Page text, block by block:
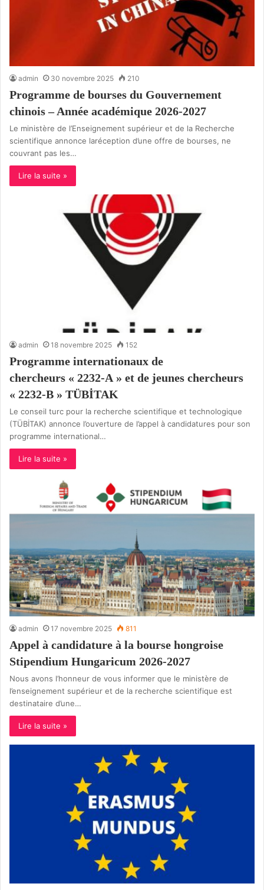
admin 30 novembre 2025 210
Programme de bourses du Gouvernement
chinois – Année académique 2026-2027
Le ministère de l’Enseignement supérieur et de la Recherche
scientifique annonce laréception d’une offre de bourses, ne
couvrant pas les…
Lire la suite »
admin 18 novembre 2025 152
Programme internationaux de
chercheurs « 2232-A » et de jeunes chercheurs
« 2232-B » TÜBİTAK
Le conseil turc pour la recherche scientifique et technologique
(TÜBİTAK) annonce l’ouverture de l’appel à candidatures pour son
programme international…
Lire la suite »
admin 17 novembre 2025 811
Appel à candidature à la bourse hongroise
Stipendium Hungaricum 2026-2027
Nous avons l’honneur de vous informer que le ministère de
l’enseignement supérieur et de la recherche scientifique est
destinataire d’une…
Lire la suite »